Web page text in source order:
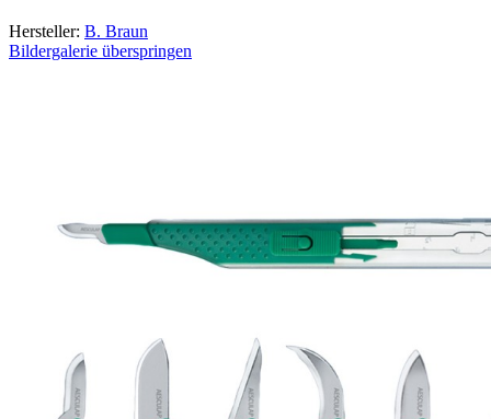
Hersteller: B. Braun
Bildergalerie überspringen